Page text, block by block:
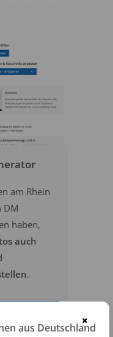
am Rhein
DM
haben,
auch
.
×
aus Deutschland